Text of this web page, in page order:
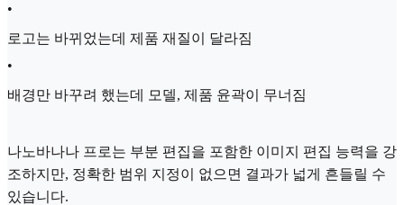
•
로고는 바뀌었는데 제품 재질이 달라짐
•
배경만 바꾸려 했는데 모델, 제품 윤곽이 무너짐
나노바나나 프로는 부분 편집을 포함한 이미지 편집 능력을 강
조하지만, 정확한 범위 지정이 없으면 결과가 넓게 흔들릴 수
있습니다.